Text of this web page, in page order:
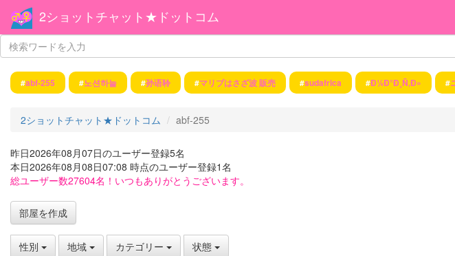
2ショットチャット★ドットコム
#abf-255 #노션하늘 #孙语聆 #マリブはさざ波 販売 #sudafrica #Ð¼Ð°Ð¸Ñ‚Ð» #
2ショットチャット★ドットコム abf-255
昨日2026年08月07日のユーザー登録5名
本日2026年08月08日07:08 時点のユーザー登録1名
総ユーザー数27604名！いつもありがとうございます。
部屋を作成
性別 地域 カテゴリー 状態